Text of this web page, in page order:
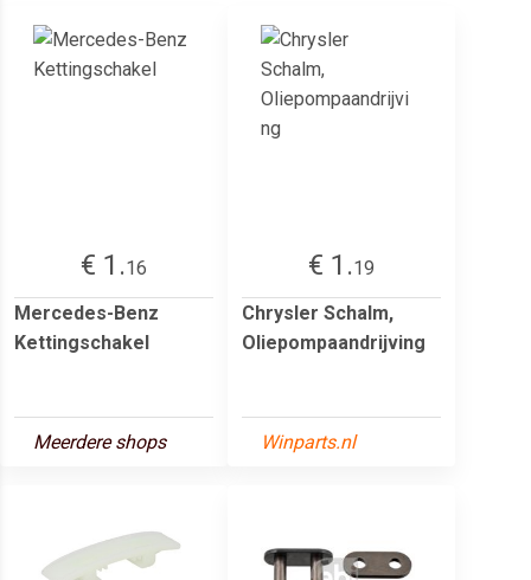
€ 1.16
Mercedes-Benz
Kettingschakel
Meerdere shops
€ 1.19
Chrysler Schalm,
Oliepompaandrijving
Winparts.nl